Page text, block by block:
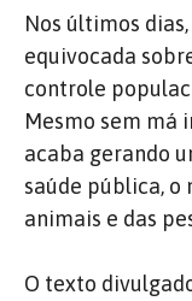
Nos últimos
equivocada
controle
Mesmo sem má
acaba gerando
saúde pública, o
animais e das
O texto